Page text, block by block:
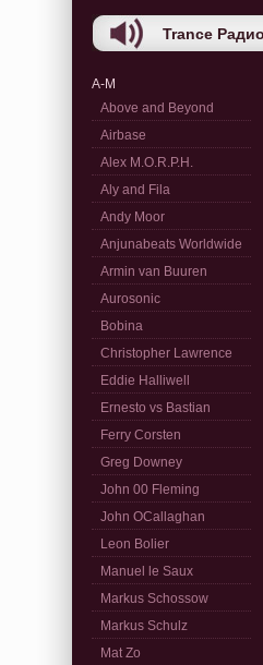
Trance
A-M
Above and Beyond
Airbase
Alex M.O.R.P.H.
Aly and Fila
Andy Moor
Anjunabeats Worldwide
Armin van Buuren
Aurosonic
Bobina
Christopher Lawrence
Eddie Halliwell
Ernesto vs Bastian
Ferry Corsten
Greg Downey
John 00 Fleming
John OCallaghan
Leon Bolier
Manuel le Saux
Markus Schossow
Markus Schulz
Mat Zo